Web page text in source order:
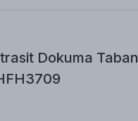
Dokuma Taban